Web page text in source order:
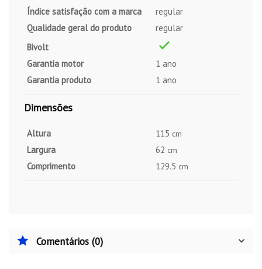
Índice satisfação com a marca
regular
Qualidade geral do produto
regular
Bivolt
Garantia motor
1 ano
Garantia produto
1 ano
Dimensões
Altura 115 cm
Largura 62 cm
Comprimento 129.5 cm
Comentários (0)